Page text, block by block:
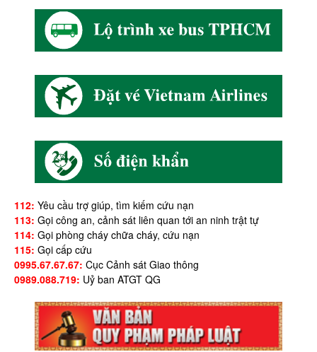
112: Yêu cầu trợ giúp, tìm kiếm cứu nạn
113: Gọi công an, cảnh sát liên quan tới an ninh trật tự
114: Gọi phòng cháy chữa cháy, cứu nạn
115: Gọi cấp cứu
0995.67.67.67: Cục Cảnh sát Giao thông
0989.088.719: Uỷ ban ATGT QG